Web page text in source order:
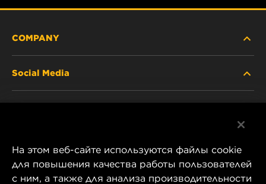
COMPANY
CAREER
Social Media
Instagram
На этом веб-сайте используются файлы cookie
для повышения качества работы пользователей
с ним, а также для анализа производительности